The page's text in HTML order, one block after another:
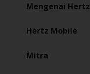
Mengenai Hertz
Hertz Mobile
Mitra